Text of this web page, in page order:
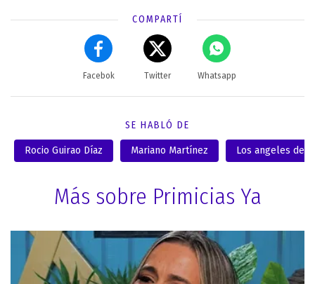
COMPARTÍ
Facebok Twitter Whatsapp
SE HABLÓ DE
Rocio Guirao Díaz Mariano Martínez Los angeles de
Más sobre Primicias Ya